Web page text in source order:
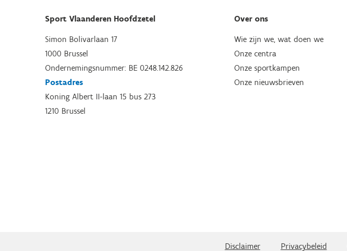
Sport Vlaanderen Hoofdzetel
Simon Bolivarlaan 17
1000 Brussel
Ondernemingsnummer: BE 0248.142.826
Postadres
Koning Albert II-laan 15 bus 273
1210 Brussel
Over ons
Wie zijn we, wat doen we
Onze centra
Onze sportkampen
Onze nieuwsbrieven
Disclaimer Privacybeleid